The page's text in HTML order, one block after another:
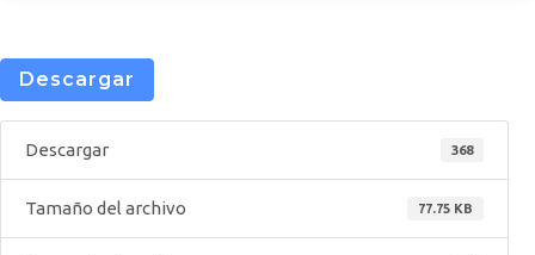
Descargar
Descargar 368
Tamaño del archivo 77.75 KB